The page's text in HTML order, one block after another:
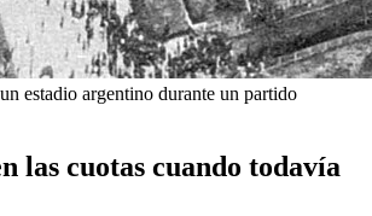
estadio argentino durante un partido
las cuotas cuando todavía